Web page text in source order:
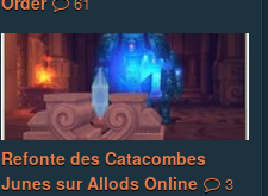
Refonte des Catacombes
Junes sur Allods Online
3